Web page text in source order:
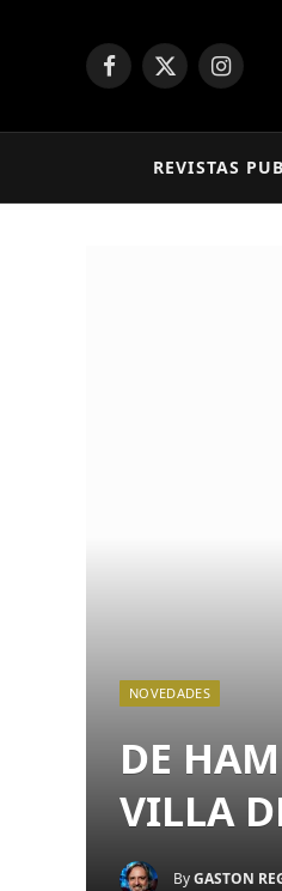
Facebook
X
REVISTAS
NOVEDADES
DE
VILLA
ByGASTON